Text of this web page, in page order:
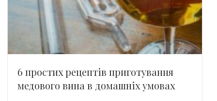
6 простих рецептів приготування
медового вина в домашніх умовах